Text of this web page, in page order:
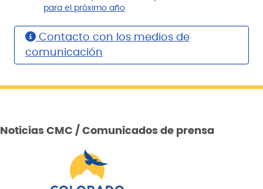
para el próximo año
Contacto con los medios de
comunicación
Noticias CMC / Comunicados de prensa